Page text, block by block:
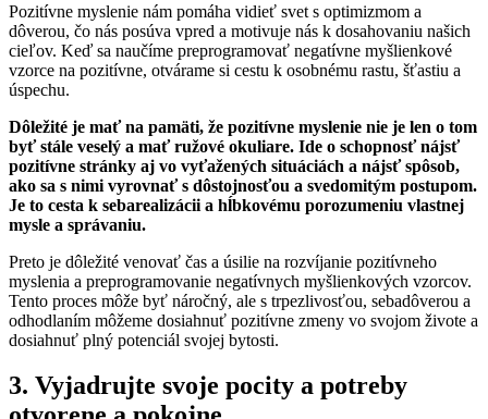
Pozitívne myslenie nám pomáha vidieť svet s optimizmom a
dôverou, čo nás posúva vpred a motivuje nás k dosahovaniu našich
cieľov. Keď sa naučíme preprogramovať negatívne myšlienkové
vzorce na pozitívne, otvárame si cestu k osobnému rastu, šťastiu a
úspechu.
Dôležité je mať na pamäti, že pozitívne myslenie nie je len o tom
byť stále veselý a mať ružové okuliare. Ide o schopnosť nájsť
pozitívne stránky aj vo vyťažených situáciách a nájsť spôsob,
ako sa s nimi vyrovnať s dôstojnosťou a svedomitým postupom.
Je to cesta k sebarealizácii a hĺbkovému porozumeniu vlastnej
mysle a správaniu.
Preto je dôležité venovať čas a úsilie na rozvíjanie pozitívneho
myslenia a preprogramovanie negatívnych myšlienkových vzorcov.
Tento proces môže byť náročný, ale s trpezlivosťou, sebadôverou a
odhodlaním môžeme dosiahnuť pozitívne zmeny vo svojom živote a
dosiahnuť plný potenciál svojej bytosti.
3. Vyjadrujte svoje pocity a potreby